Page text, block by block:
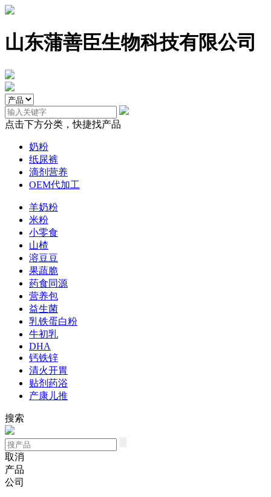
山东蒲善臣生物科技有限公司
点击下方分类，快捷找产品
奶粉
纸尿裤
滴剂营养
OEM代加工
羊奶粉
米粉
小零食
山楂
溶豆豆
果蔬脆
药食同源
营养包
益生菌
乳铁蛋白粉
牛初乳
DHA
钙铁锌
清火开胃
贴剂药浴
产康儿推
搜索
取消
产品
公司